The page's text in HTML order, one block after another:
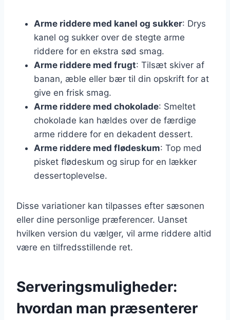
Arme riddere med kanel og sukker: Drys
kanel og sukker over de stegte arme
riddere for en ekstra sød smag.
Arme riddere med frugt: Tilsæt skiver af
banan, æble eller bær til din opskrift for at
give en frisk smag.
Arme riddere med chokolade: Smeltet
chokolade kan hældes over de færdige
arme riddere for en dekadent dessert.
Arme riddere med flødeskum: Top med
pisket flødeskum og sirup for en lækker
dessertoplevelse.
Disse variationer kan tilpasses efter sæsonen
eller dine personlige præferencer. Uanset
hvilken version du vælger, vil arme riddere altid
være en tilfredsstillende ret.
Serveringsmuligheder:
hvordan man præsenterer